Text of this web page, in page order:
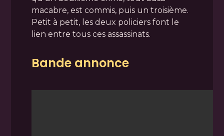
macabre, est commis, puis un troisième.
Petit à petit, les deux policiers font le
lien entre tous ces assassinats.
Bande annonce